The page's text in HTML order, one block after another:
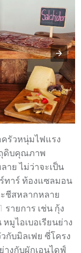
ครัวหนุ่มไฟแรง
ถุดิบคุณภาพ
าย ไม่ว่าจะเป็น
ทาร์ ท้องแซลมอน
ชีสหลากหลาย
ายการ เช่น กุ้ง
มูไอเบอเรียนย่าง
กับมิลเฟย ซี่โครง
งกับผักเอนไดฟ์